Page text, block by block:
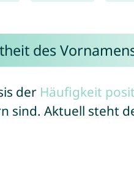
des
der Häufigkeit
sind. Aktuell steht